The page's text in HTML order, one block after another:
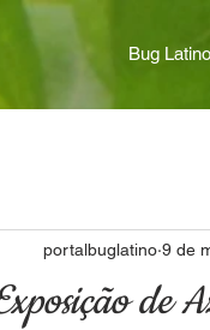
Bug Latino
de
portalbuglatino 9 de